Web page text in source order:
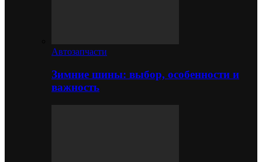
Автозапчасти
Зимние шины: выбор, особенности и
важность